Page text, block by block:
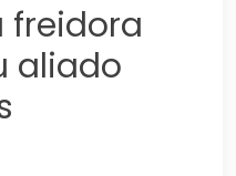
freidora
aliado